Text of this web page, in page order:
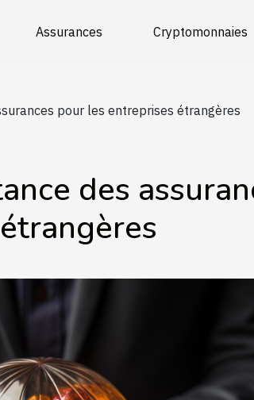
Assurances Cryptomonnaies
pour les entreprises étrangères
des